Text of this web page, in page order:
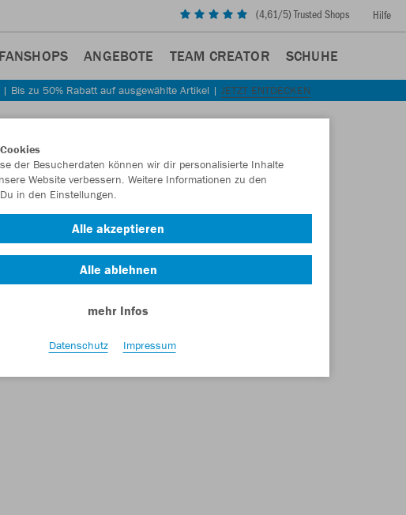
(4,61/5) Trusted Shops Hilfe
FANSHOPS ANGEBOTE TEAM CREATOR SCHUHE
Bis zu 50% Rabatt auf ausgewählte Artikel | JETZT ENTDECKEN
der Besucherdaten können wir dir personalisierte Inhalte
Website verbessern. Weitere Informationen zu den
in den Einstellungen.
Alle akzeptieren
Alle ablehnen
mehr Infos
Datenschutz Impressum